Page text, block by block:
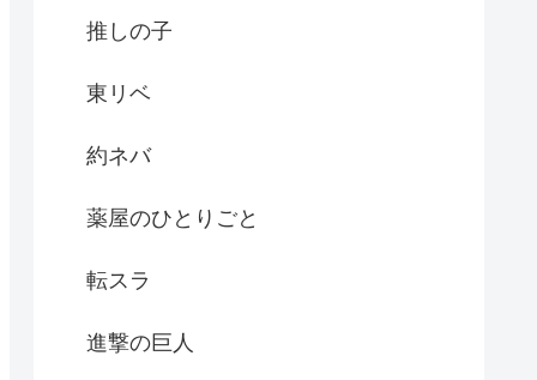
推しの子
東リベ
約ネバ
薬屋のひとりごと
転スラ
進撃の巨人